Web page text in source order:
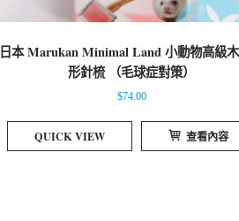
日本 Marukan Minimal Land 小動物高級
形針梳 （毛球症對策）
$74.00
QUICK VIEW 查看內容